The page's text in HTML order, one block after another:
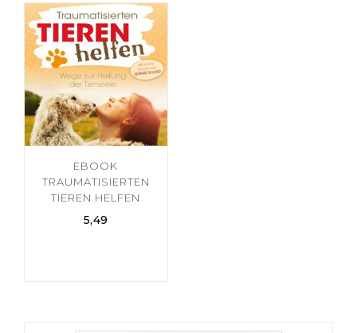
EBOOK
TRAUMATISIERTEN
TIEREN HELFEN
5,49